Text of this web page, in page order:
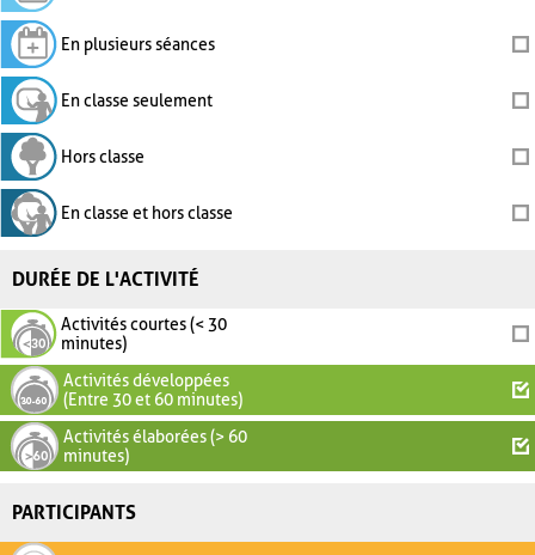
En plusieurs séances
En classe seulement
Hors classe
En classe et hors classe
DURÉE DE L'ACTIVITÉ
Activités courtes (< 30
minutes)
Activités développées
(Entre 30 et 60 minutes)
Activités élaborées (> 60
minutes)
PARTICIPANTS